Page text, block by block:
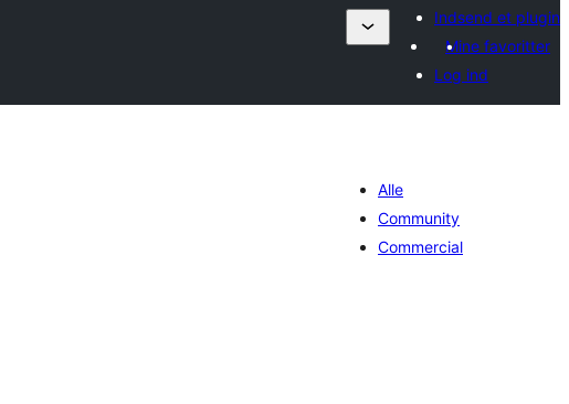
Indsend et plugin
Mine favoritter
Log ind
Alle
Community
Commercial